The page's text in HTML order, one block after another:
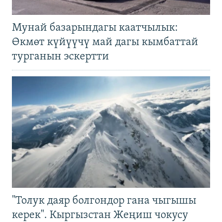
Мунай базарындагы каатчылык:
Өкмөт күйүүчү май дагы кымбаттай
турганын эскертти
"Толук даяр болгондор гана чыгышы
керек". Кыргызстан Жеңиш чокусу